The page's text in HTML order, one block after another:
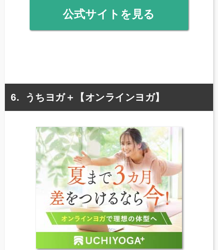
公式サイトを見る
うちヨガ＋【オンラインヨガ】